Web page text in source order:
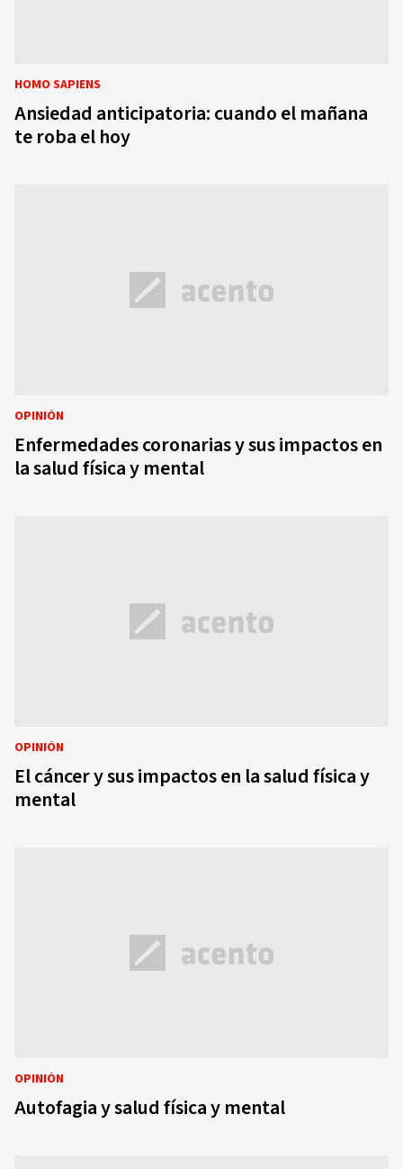
HOMO SAPIENS
Ansiedad anticipatoria: cuando el mañana
te roba el hoy
OPINIÓN
Enfermedades coronarias y sus impactos en
la salud física y mental
OPINIÓN
El cáncer y sus impactos en la salud física y
mental
OPINIÓN
Autofagia y salud física y mental